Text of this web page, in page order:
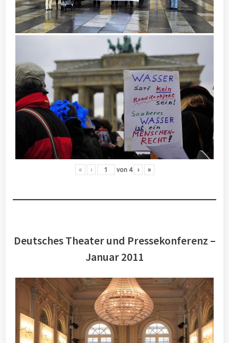
« ‹ von 4 › »
Deutsches Theater und Pressekonferenz –
Januar 2011